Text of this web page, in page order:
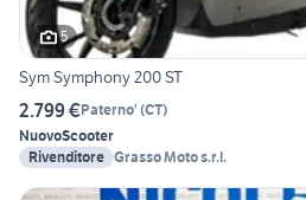
5
Sym Symphony 200 ST
2.799 €Paterno' (CT)
NuovoScooter
Rivenditore Grasso Moto s.r.l.